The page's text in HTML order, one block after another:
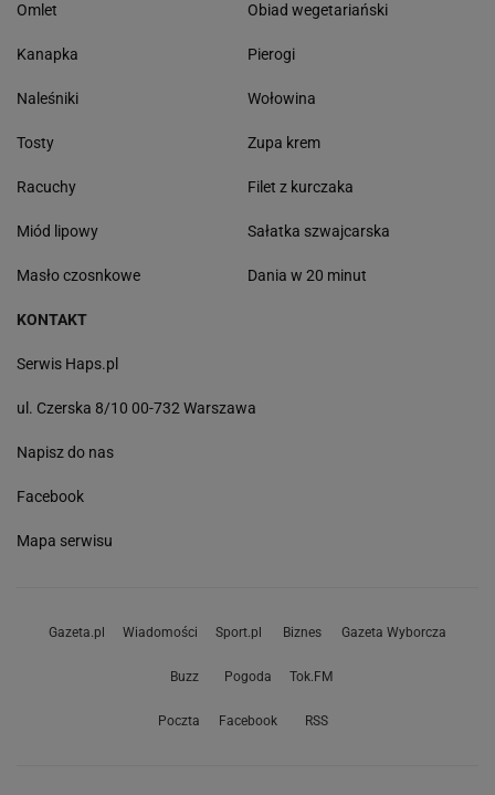
Omlet
Kanapka
Naleśniki
Tosty
Racuchy
Miód lipowy
Masło czosnkowe
Obiad wegetariański
Pierogi
Wołowina
Zupa krem
Filet z kurczaka
Sałatka szwajcarska
Dania w 20 minut
KONTAKT
Serwis Haps.pl
ul. Czerska 8/10 00-732 Warszawa
Napisz do nas
Facebook
Mapa serwisu
Gazeta.pl Wiadomości Sport.pl Biznes Gazeta Wyborcza
Buzz Pogoda Tok.FM
Poczta Facebook RSS